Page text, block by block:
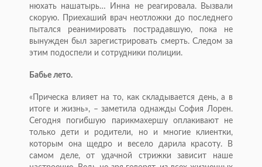
нюхать нашатырь… Инна не реагировала. Вызвали
скорую. Приехаший врач неотложки до последнего
пытался реанимировать пострадавшую, пока не
вынуж­ден был зарегистрировать смерть. Следом за
этим подоспели и сотрудники полиции.
Бабье лето.
«Прическа влияет на то, как складывается день, а в
итоге и жизнь», – заметила однажды София Лорен.
Сегодня погибшую парик­махершу оплакивают не
только дети и родители, но и многие клиентки,
которым она щедро и весело дарила красоту. В
самом деле, от удачной стрижки зависит наше